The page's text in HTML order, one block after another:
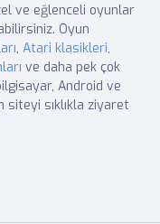
ve eğlenceli oyunlar
Oyun
, Atari klasikleri,
ve daha pek çok
Android ve
siteyi sıklıkla ziyaret